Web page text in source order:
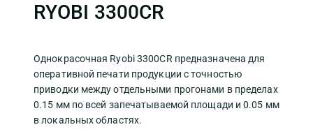
RYOBI 3300CR
Однокрасочная Ryobi 3300CR предназначена для
оперативной печати продукции с точностью
приводки между отдельными прогонами в пределах
0.15 мм по всей запечатываемой площади и 0.05 мм
в локальных областях.